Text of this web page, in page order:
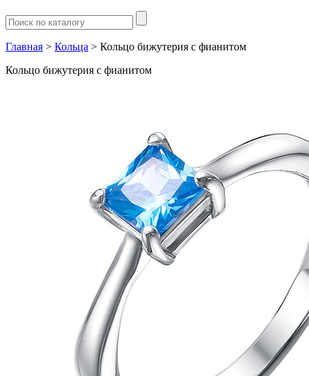
Главная > Кольца > Кольцо бижутерия с фианитом
Кольцо бижутерия с фианитом